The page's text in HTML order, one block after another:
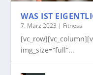
WAS IST
7. März 2023 | Fitness
img_size=“full“...